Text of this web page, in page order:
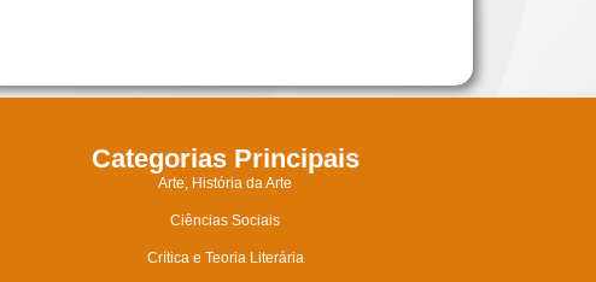
Categorias Principais
Arte, História da Arte
Ciências Sociais
Crítica e Teoria Literária